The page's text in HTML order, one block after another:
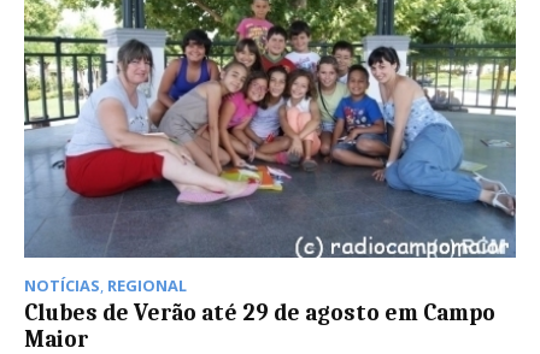
NOTÍCIAS, REGIONAL
Clubes de Verão até 29 de agosto em Campo
Maior